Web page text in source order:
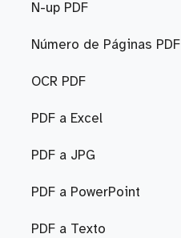
N-up PDF
Número de Páginas PDF
OCR PDF
PDF a Excel
PDF a JPG
PDF a PowerPoint
PDF a Texto